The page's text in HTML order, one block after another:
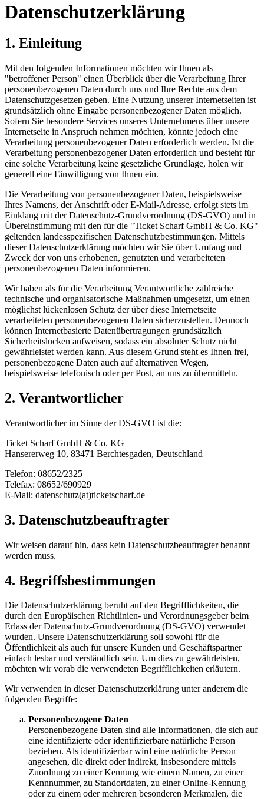
Datenschutzerklärung
1. Einleitung
Mit den folgenden Informationen möchten wir Ihnen als
"betroffener Person" einen Überblick über die Verarbeitung Ihrer
personenbezogenen Daten durch uns und Ihre Rechte aus dem
Datenschutzgesetzen geben. Eine Nutzung unserer Internetseiten ist
grundsätzlich ohne Eingabe personenbezogener Daten möglich.
Sofern Sie besondere Services unseres Unternehmens über unsere
Internetseite in Anspruch nehmen möchten, könnte jedoch eine
Verarbeitung personenbezogener Daten erforderlich werden. Ist die
Verarbeitung personenbezogener Daten erforderlich und besteht für
eine solche Verarbeitung keine gesetzliche Grundlage, holen wir
generell eine Einwilligung von Ihnen ein.
Die Verarbeitung von personenbezogener Daten, beispielsweise
Ihres Namens, der Anschrift oder E-Mail-Adresse, erfolgt stets im
Einklang mit der Datenschutz-Grundverordnung (DS-GVO) und in
Übereinstimmung mit den für die "Ticket Scharf GmbH & Co. KG"
geltenden landesspezifischen Datenschutzbestimmungen. Mittels
dieser Datenschutzerklärung möchten wir Sie über Umfang und
Zweck der von uns erhobenen, genutzten und verarbeiteten
personenbezogenen Daten informieren.
Wir haben als für die Verarbeitung Verantwortliche zahlreiche
technische und organisatorische Maßnahmen umgesetzt, um einen
möglichst lückenlosen Schutz der über diese Internetseite
verarbeiteten personenbezogenen Daten sicherzustellen. Dennoch
können Internetbasierte Datenübertragungen grundsätzlich
Sicherheitslücken aufweisen, sodass ein absoluter Schutz nicht
gewährleistet werden kann. Aus diesem Grund steht es Ihnen frei,
personenbezogene Daten auch auf alternativen Wegen,
beispielsweise telefonisch oder per Post, an uns zu übermitteln.
2. Verantwortlicher
Verantwortlicher im Sinne der DS-GVO ist die:
Ticket Scharf GmbH & Co. KG
Hansererweg 10, 83471 Berchtesgaden, Deutschland
Telefon: 08652/2325
Telefax: 08652/690929
E-Mail: datenschutz(at)ticketscharf.de
3. Datenschutzbeauftragter
Wir weisen darauf hin, dass kein Datenschutzbeauftragter benannt
werden muss.
4. Begriffsbestimmungen
Die Datenschutzerklärung beruht auf den Begrifflichkeiten, die
durch den Europäischen Richtlinien- und Verordnungsgeber beim
Erlass der Datenschutz-Grundverordnung (DS-GVO) verwendet
wurden. Unsere Datenschutzerklärung soll sowohl für die
Öffentlichkeit als auch für unsere Kunden und Geschäftspartner
einfach lesbar und verständlich sein. Um dies zu gewährleisten,
möchten wir vorab die verwendeten Begrifflichkeiten erläutern.
Wir verwenden in dieser Datenschutzerklärung unter anderem die
folgenden Begriffe:
Personenbezogene Daten
Personenbezogene Daten sind alle Informationen, die sich auf
eine identifizierte oder identifizierbare natürliche Person
beziehen. Als identifizierbar wird eine natürliche Person
angesehen, die direkt oder indirekt, insbesondere mittels
Zuordnung zu einer Kennung wie einem Namen, zu einer
Kennnummer, zu Standortdaten, zu einer Online-Kennung
oder zu einem oder mehreren besonderen Merkmalen, die